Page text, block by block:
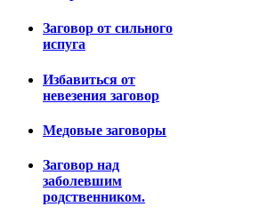
Заговор от сильного
испуга
Избавиться от
невезения заговор
Медовые заговоры
Заговор над
заболевшим
родственником.